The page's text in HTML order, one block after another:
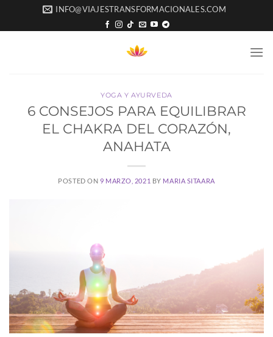
INFO@VIAJESTRANSFORMACIONALES.COM
YOGA Y AYURVEDA
6 CONSEJOS PARA EQUILIBRAR
EL CHAKRA DEL CORAZÓN,
ANAHATA
POSTED ON 9 MARZO, 2021 BY MARIA SITAARA